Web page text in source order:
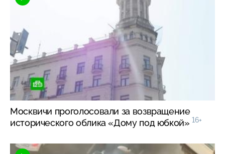
Москвичи проголосовали за возвращение
исторического облика «Дому под юбкой» 16+